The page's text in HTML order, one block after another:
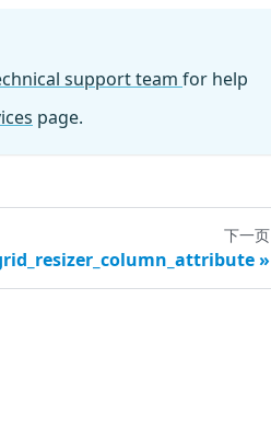
support team for help
page.
下一页